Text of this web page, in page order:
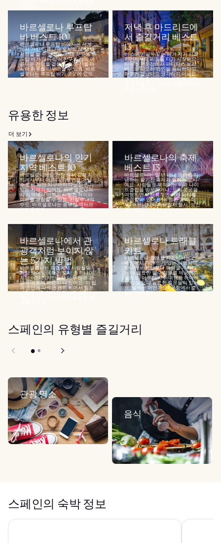
바르셀로나 루프탑
바 베스트 10
바르셀로나 루프탑 바에서는 세계
에서 가장 아름다운 도시의 해 질 녘
풍경을 볼 수 있어요. 시내 곳곳에 루
프탑 바가 많이 있어 친구와 함께 아
름다운 전망을 곁들인 술 한 잔을 마
시며 하루를 마무리할 수 있죠. 바르
셀로나는 루프탑 바가 곳곳에 있으
니...
저녁 후 마드리드에
서 즐길거리 베스트
13
이 스페인의 수도는 해가 지기 시작
하면서부터 리듬을 타기 시작해요.
타파스 전문점에서 파타타스 브라
바스와 리오하 와인을 음미했다고
하루가 끝났다고 생각하지 마세요.
밤새도록 즐기다가 아침 일찍 호텔
유용한 정보
더 보기
바르셀로나의 인기
지역 베스트 10
바르셀로나에는 가장 유서 깊은 지
역에서부터 아름다운 해변을 거닐
수 있는 해안 지구까지 다양한 인기
있는 지역이 있어요. 바르셀로나의
각 지역에서 여행의 다양한 하이라
이트를 경험할 수 있죠. 카탈루냐의
수도, 바르셀로나는 풍부한 역사와
현대 문화가...
바르셀로나의 축제
베스트 13
바르셀로나는 일 년 내내 문화를 기
념하는 활기찬 축제가 열리는 도시
예요. 사람들로 북적이는 바와 나이
트클럽을 방문하거나, 도시 곳곳을
여행하면서 전통적인 거리 파티를
구경할 수 있어요. 유명한 음악 축
제, 커뮤니티와 서브컬처 행사, 성인
을 기리는...
바르셀로나에서 관
광객처럼 보이지 않
는 5가지 방법
바르셀로나는 유럽에서 사람들이
가장 많이 방문하는 도시 중 하나이
지만 어떤 현지인들은 너무 많은 관
광객 때문에 짜증이 나 있어요. 이 팁
과 조언에 따르면 괜히 튀어서 힘든
상황에 부닥치지 않고 바르셀로나
바르셀로나 트래블
키트
바르셀로나 트래블 키트에서는 스
페인에서 가장 인기 있는 여행지의
하나인 바르셀로나 여행을 계획하
는 데 필요한 필수 정보를 제공해드
릴게요. 아무리 자주 여행을 하더라
도 항상 답이 필요한 질문들이 있어
요. 날씨는 어떤가요? 공항에서 호
텔까지 어떻게 가나요...
스페인의 유형별 즐길거리
관광 명소
음식
스페인의 숙박 정보
파라디소 이비사 아트 호텔 - 어른 전용 호텔101-